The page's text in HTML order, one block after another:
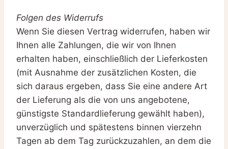
Folgen des Widerrufs
Wenn Sie diesen Vertrag widerrufen, haben wir
Ihnen alle Zahlungen, die wir von Ihnen
erhalten haben, einschließlich der Lieferkosten
(mit Ausnahme der zusätzlichen Kosten, die
sich daraus ergeben, dass Sie eine andere Art
der Lieferung als die von uns angebotene,
günstigste Standardlieferung gewählt haben),
unverzüglich und spätestens binnen vierzehn
Tagen ab dem Tag zurückzuzahlen, an dem die